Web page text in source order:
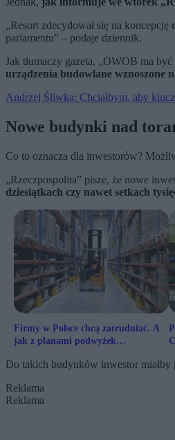
„Resort zdecydował się na koncepcję
parlamentu” – podaje dziennik.
Jak tłumaczy gazeta, „OWOB ma
urządzenia budowlane wznoszone
Andrzej Śliwka: Chciałbym, aby
Nowe budynki nad
Co to oznacza dla inwestorów?
„Rzeczpospolita” pisze, że nowe
dziesiątkach czy nawet setkach
Firmy w Polsce chcą zatrudniać. A
jak z planami podwyżek
Do takich budynków inwestor miałby
Reklama
Reklama